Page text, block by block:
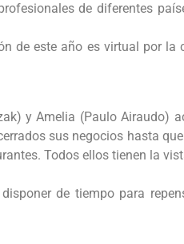
de diferentes
de este año es virtual por
y Amelia (Paulo Airaudo)
sus negocios hasta
Todos ellos tienen la
de tiempo para